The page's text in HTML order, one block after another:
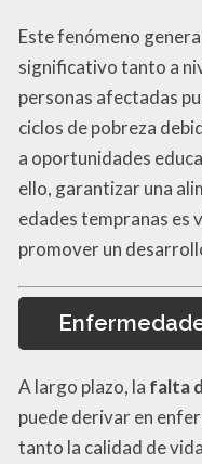
Este fenómeno
significativo tanto a
personas afectadas
ciclos de pobreza
a oportunidades
ello, garantizar una
edades tempranas es
promover un
A largo plazo, la falta
puede derivar en
tanto la calidad de